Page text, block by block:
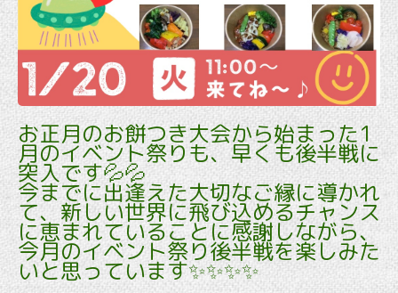
お正月のお餅つき大会から始まった1
月のイベント祭りも、早くも後半戦に
突入です💦💦
今までに出逢えた大切なご縁に導かれ
て、新しい世界に飛び込めるチャンス
に恵まれていることに感謝しながら、
今月のイベント祭り後半戦を楽しみた
いと思っています✨✨✨✨